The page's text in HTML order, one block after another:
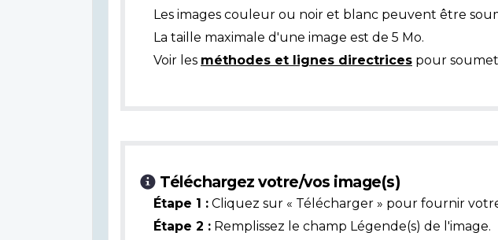
Les images couleur ou noir et blanc peuvent être
La taille maximale d'une image est de 5 Mo.
Voir les méthodes et lignes directrices pour
Téléchargez votre/vos image(s)
Étape 1 : Cliquez sur « Télécharger » pour fournir
Étape 2 : Remplissez le champ Légende(s) de l'image.